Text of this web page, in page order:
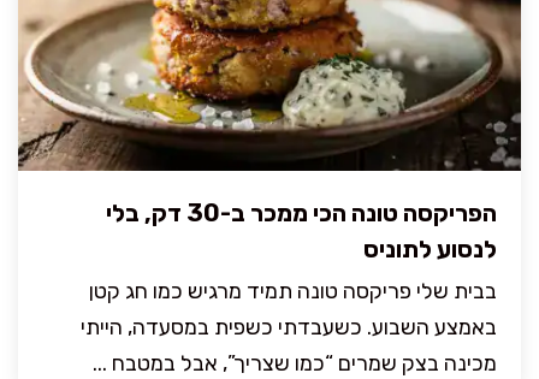
הפריקסה טונה הכי ממכר ב-30 דק, בלי
לנסוע לתוניס
בבית שלי פריקסה טונה תמיד מרגיש כמו חג קטן
באמצע השבוע. כשעבדתי כשפית במסעדה, הייתי
מכינה בצק שמרים “כמו שצריך”, אבל במטבח ...